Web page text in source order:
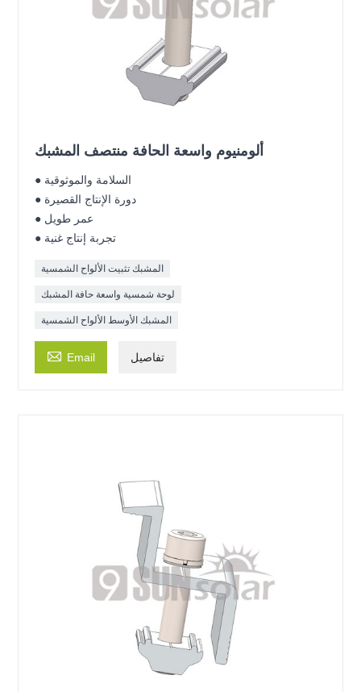
ألومنيوم واسعة الحافة منتصف المشبك
● السلامة والموثوقية
● دورة الإنتاج القصيرة
● عمر طويل
● تجربة إنتاج غنية
المشبك تثبيت الألواح الشمسية
لوحة شمسية واسعة حافة المشبك
المشبك الأوسط الألواح الشمسية
 Email تفاصيل